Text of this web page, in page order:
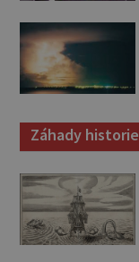
Záhady historie